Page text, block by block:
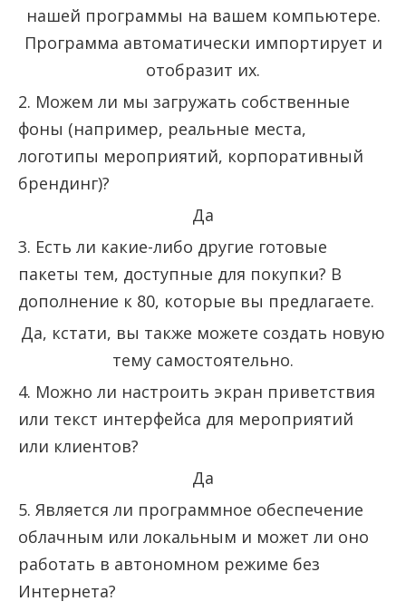
нашей программы на вашем компьютере.
Программа автоматически импортирует и
отобразит их.
2. Можем ли мы загружать собственные
фоны (например, реальные места,
логотипы мероприятий, корпоративный
брендинг)?
Да
3. Есть ли какие-либо другие готовые
пакеты тем, доступные для покупки? В
дополнение к 80, которые вы предлагаете.
Да, кстати, вы также можете создать новую
тему самостоятельно.
4. Можно ли настроить экран приветствия
или текст интерфейса для мероприятий
или клиентов?
Да
5. Является ли программное обеспечение
облачным или локальным и может ли оно
работать в автономном режиме без
Интернета?